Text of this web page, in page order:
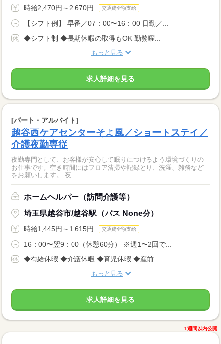
時給2,470円～2,670円 交通費全額支給
【シフト例】 早番／07：00〜16：00 日勤／...
◆シフト制 ◆長期休暇の取得もOK 勤務曜...
もっと見る
求人詳細を見る
[パート・アルバイト]
越谷西ケアセンターそよ風／ショートステイ／
介護夜勤専従
夜勤専門として、お客様が安心して眠りにつけるよう環境づくりの
お仕事です。空き時間にはフロア清掃や記録とり、洗濯、雑務など
をお願いします。 夜...
ホームヘルパー（訪問介護等）
埼玉県越谷市/越谷駅（バス None分）
時給1,445円～1,615円 交通費全額支給
16：00〜翌9：00（休憩60分） ※週1〜2回で...
◆有給休暇 ◆介護休暇 ◆育児休暇 ◆産前...
もっと見る
求人詳細を見る
1週間以内公開